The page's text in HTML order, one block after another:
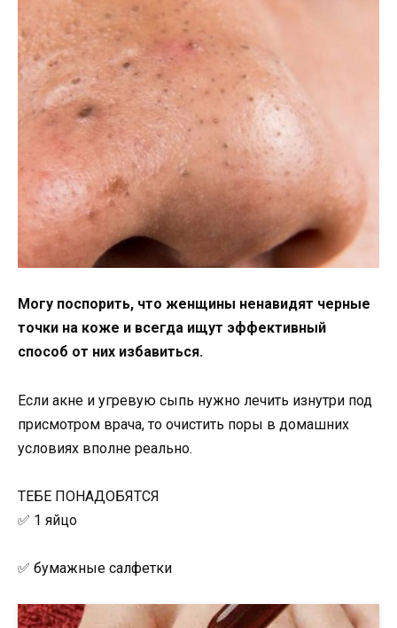
Могу поспорить, что женщины ненавидят черные
точки на коже и всегда ищут эффективный
способ от них избавиться.
Если акне и угревую сыпь нужно лечить изнутри под
присмотром врача, то очистить поры в домашних
условиях вполне реально.
ТЕБЕ ПОНАДОБЯТСЯ
✅ 1 яйцо
✅ бумажные салфетки